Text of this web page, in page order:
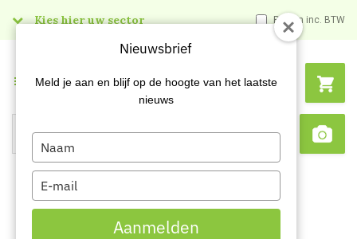
Kies hier uw sector Prijzen inc. BTW
Search
Menu
Nieuwsbrief
Meld je aan en blijf op de hoogte van het laatste
nieuws
Type
your
name
Type
your
email
Aanmelden